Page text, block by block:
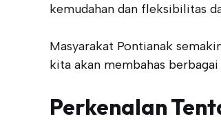
kemudahan dan fleksibilitas
Masyarakat Pontianak
kita akan membahas
Perkenalan